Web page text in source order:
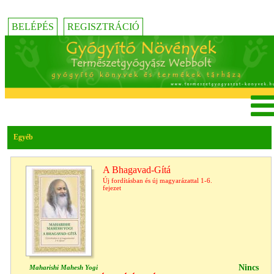
BELÉPÉS REGISZTRÁCIÓ
Egyéb
A Bhagavad-Gítá
Új fordításban és új magyarázattal 1-6.
fejezet
Maharishi Mahesh Yogi
Nincs